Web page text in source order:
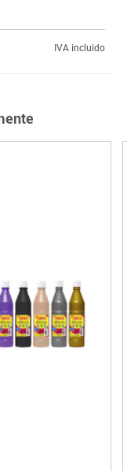
IVA incluido